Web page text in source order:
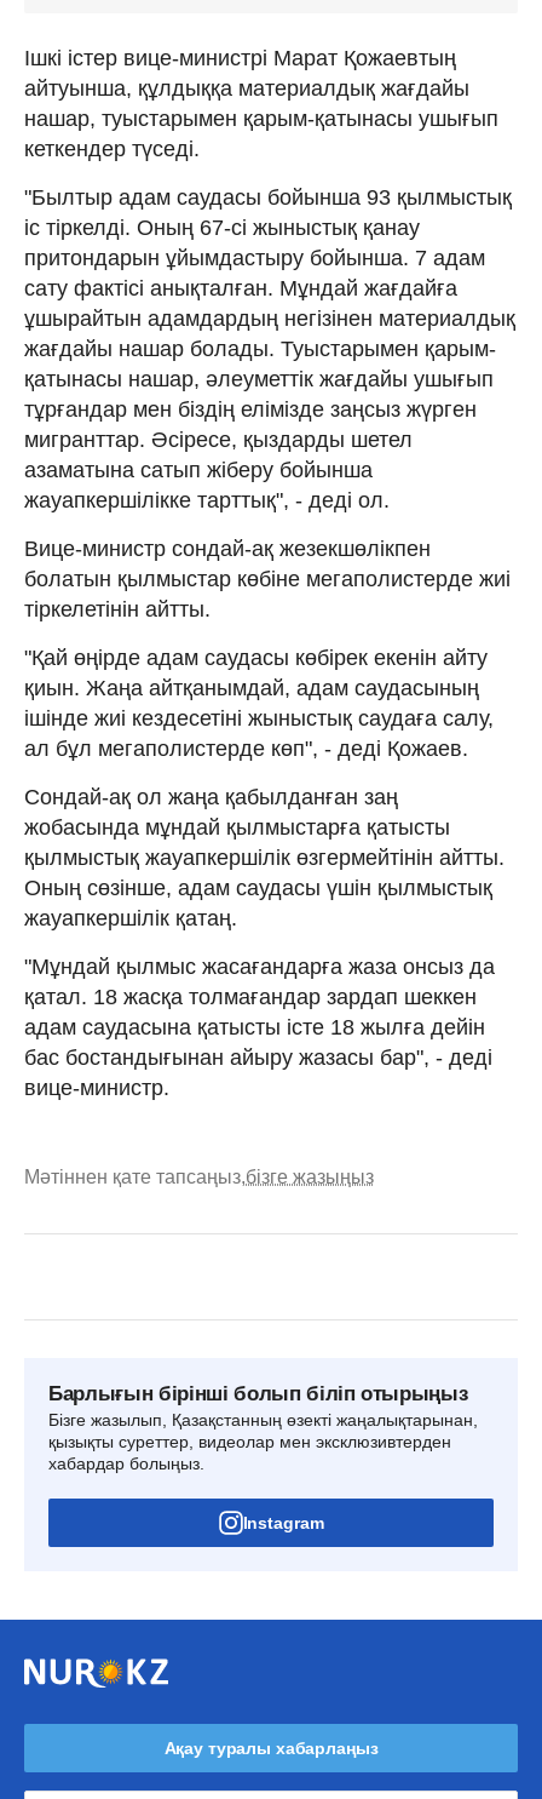
Ішкі істер вице-министрі Марат Қожаевтың
айтуынша, құлдыққа материалдық жағдайы
нашар, туыстарымен қарым-қатынасы ушығып
кеткендер түседі.
"Былтыр адам саудасы бойынша 93 қылмыстық
іс тіркелді. Оның 67-сі жыныстық қанау
притондарын ұйымдастыру бойынша. 7 адам
сату фактісі анықталған. Мұндай жағдайға
ұшырайтын адамдардың негізінен материалдық
жағдайы нашар болады. Туыстарымен қарым-
қатынасы нашар, әлеуметтік жағдайы ушығып
тұрғандар мен біздің елімізде заңсыз жүрген
мигранттар. Әсіресе, қыздарды шетел
азаматына сатып жіберу бойынша
жауапкершілікке тарттық", - деді ол.
Вице-министр сондай-ақ жезекшөлікпен
болатын қылмыстар көбіне мегаполистерде жиі
тіркелетінін айтты.
"Қай өңірде адам саудасы көбірек екенін айту
қиын. Жаңа айтқанымдай, адам саудасының
ішінде жиі кездесетіні жыныстық саудаға салу,
ал бұл мегаполистерде көп", - деді Қожаев.
Сондай-ақ ол жаңа қабылданған заң
жобасында мұндай қылмыстарға қатысты
қылмыстық жауапкершілік өзгермейтінін айтты.
Оның сөзінше, адам саудасы үшін қылмыстық
жауапкершілік қатаң.
"Мұндай қылмыс жасағандарға жаза онсыз да
қатал. 18 жасқа толмағандар зардап шеккен
адам саудасына қатысты істе 18 жылға дейін
бас бостандығынан айыру жазасы бар", - деді
вице-министр.
Мәтіннен қате тапсаңыз,бізге жазыңыз
Барлығын бірінші болып біліп отырыңыз
Бізге жазылып, Қазақстанның өзекті жаңалықтарынан,
қызықты суреттер, видеолар мен эксклюзивтерден
хабардар болыңыз.
Instagram
Ақау туралы хабарлаңыз